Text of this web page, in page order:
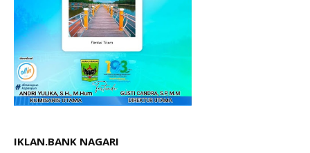
IKLAN.BANK NAGARI